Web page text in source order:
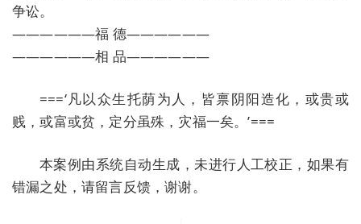
争讼。
——————福 德——————
——————相 品——————
===‘凡以众生托荫为人，皆禀阴阳造化，或贵或
贱，或富或贫，定分虽殊，灾福一矣。’===
本案例由系统自动生成，未进行人工校正，如果有
错漏之处，请留言反馈，谢谢。